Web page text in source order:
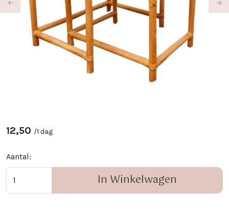
12,50 /1 dag
Aantal:
In Winkelwagen
Previous